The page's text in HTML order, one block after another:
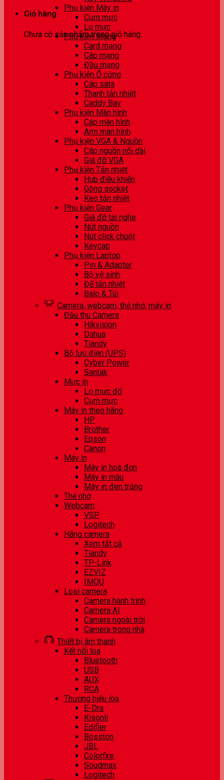
Giỏ hàng
Chưa có sản phẩm trong giỏ hàng.
Phụ kiện Máy in
Cụm mực
Lọ mực
Phụ kiện Mạng
Card mạng
Cáp mạng
Đầu mạng
Phụ kiện Ổ cứng
Cáp sata
Thanh tản nhiệt
Caddy Bay
Phụ kiện Màn hình
Cáp màn hình
Arm màn hình
Phụ kiện VGA & Nguồn
Cáp nguồn nối dài
Giá đỡ VGA
Phụ kiện Tản nhiệt
Hub điều khiển
Gông socket
Keo tản nhiệt
Phụ kiện Gear
Giá đỡ tai nghe
Nút nguồn
Nút click chuột
Keycap
Phụ kiện Laptop
Pin & Adapter
Bộ vệ sinh
Đế tản nhiệt
Balo & Túi
Camera, webcam, thẻ nhớ, máy in
Đầu thu Camera
Hikvision
Dahua
Tiandy
Bộ lưu điện (UPS)
Cyber Power
Santak
Mực in
Lọ mực đổ
Cụm mực
Máy in theo hãng
HP
Brother
Epson
Canon
Máy in
Máy in hoá đơn
Máy in màu
Máy in đen trắng
Thẻ nhớ
Webcam
VSP
Logitech
Hãng camera
Xem tất cả
Tiandy
TP-Link
EZVIZ
IMOU
Loại camera
Camera hành trình
Camera AI
Camera ngoài trời
Camera trong nhà
Thiết bị âm thanh
Kết nối loa
Bluetooth
USB
AUX
RCA
Thương hiệu loa
E-Dra
Kisonli
Edifier
Bosston
JBL
Colorfire
Soudmax
Logitech